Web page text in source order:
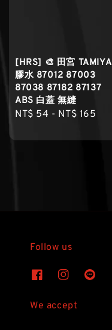
[HRS] 🎨 田宮 TAMIYA
膠水 87012 87003
87038 87182 87137
ABS 白蓋 無縫
Regular
NT$ 54 - NT$ 165
Follow us
We accept